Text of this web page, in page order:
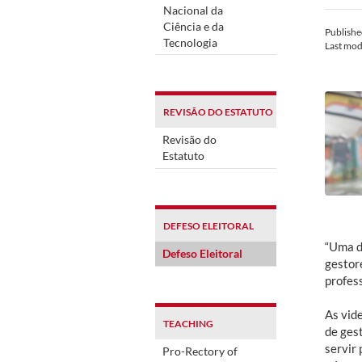
Nacional da
Ciência e da
Tecnologia
REVISÃO DO ESTATUTO
Revisão do
Estatuto
DEFESO ELEITORAL
Defeso Eleitoral
TEACHING
Pro-Rectory of
Last
“Uma
As
de
servir